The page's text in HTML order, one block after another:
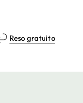
Reso gratuito